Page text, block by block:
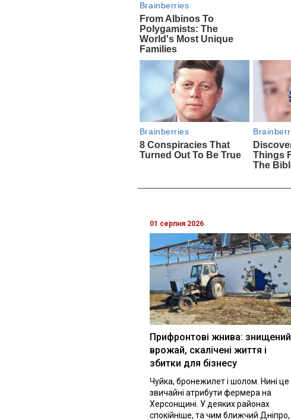
01 серпня 2026
Прифронтові жнива: знищений
врожай, скалічені життя і
збитки для бізнесу
Чуйка, бронежилет і шолом. Нині це
звичайні атрибути фермера на
Херсонщині. У деяких районах
спокійніше, та чим ближчий Дніпро,